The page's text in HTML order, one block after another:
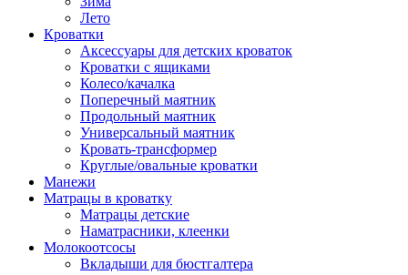
Лето
Кроватки
Аксессуары для детских кроваток
Кроватки с ящиками
Колесо/качалка
Поперечный маятник
Продольный маятник
Универсальный маятник
Кровать-трансформер
Круглые/овальные кроватки
Манежи
Матрацы в кроватку
Матрацы детские
Наматрасники, клеенки
Молокоотсосы
Вкладыши для бюстгалтера